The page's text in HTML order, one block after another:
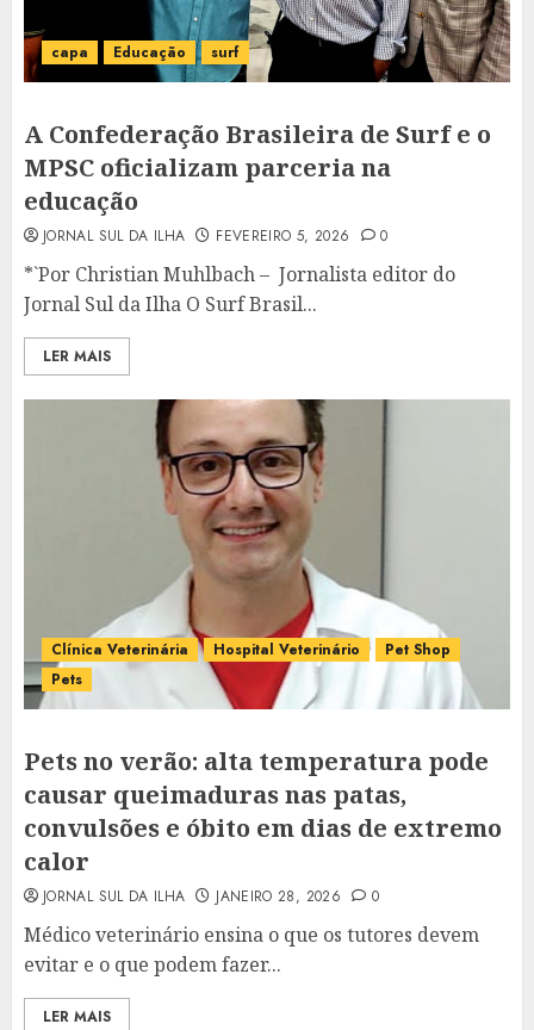
capa Educação surf
A Confederação Brasileira de Surf e o
MPSC oficializam parceria na
educação
JORNAL SUL DA ILHA FEVEREIRO 5, 2026 0
*`Por Christian Muhlbach – Jornalista editor do
Jornal Sul da Ilha O Surf Brasil...
LER MAIS
Clínica Veterinária Hospital Veterinário
Pet Shop
Pets
Pets no verão: alta temperatura pode
causar queimaduras nas patas,
convulsões e óbito em dias de extremo
calor
JORNAL SUL DA ILHA JANEIRO 28, 2026 0
Médico veterinário ensina o que os tutores devem
evitar e o que podem fazer...
LER MAIS